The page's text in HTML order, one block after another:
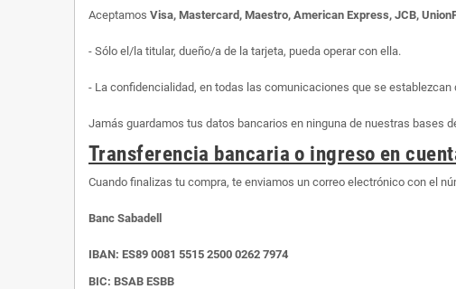
Aceptamos Visa, Mastercard, Maestro, American Express, JCB,
- Sólo el/la titular, dueño/a de la tarjeta, pueda operar con ella.
- La confidencialidad, en todas las comunicaciones que se
Jamás guardamos tus datos bancarios en ninguna de nuestras bases
Transferencia bancaria o ingreso en
Cuando finalizas tu compra, te enviamos un correo electrónico con el
Banc Sabadell
IBAN: ES89 0081 5515 2500 0262 7974
BIC: BSAB ESBB